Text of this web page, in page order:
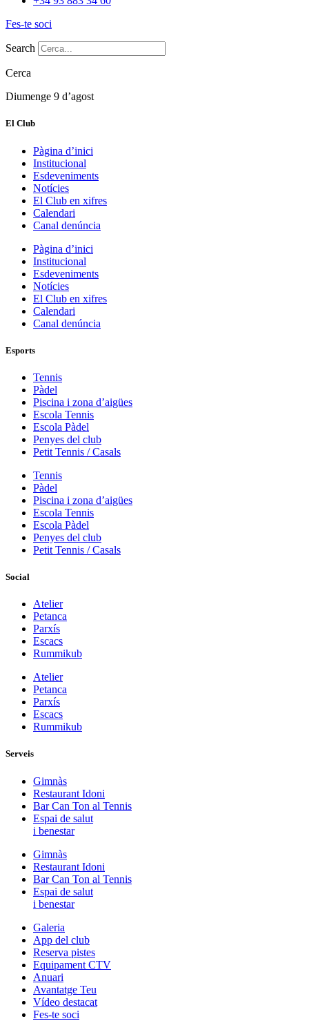
Fes-te soci
Search
Cerca
Diumenge 9 d’agost
El Club
Pàgina d’inici
Institucional
Esdeveniments
Notícies
El Club en xifres
Calendari
Canal denúncia
Pàgina d’inici
Institucional
Esdeveniments
Notícies
El Club en xifres
Calendari
Canal denúncia
Esports
Tennis
Pàdel
Piscina i zona d’aigües
Escola Tennis
Escola Pàdel
Penyes del club
Petit Tennis / Casals
Tennis
Pàdel
Piscina i zona d’aigües
Escola Tennis
Escola Pàdel
Penyes del club
Petit Tennis / Casals
Social
Atelier
Petanca
Parxís
Escacs
Rummikub
Atelier
Petanca
Parxís
Escacs
Rummikub
Serveis
Gimnàs
Restaurant Idoni
Bar Can Ton al Tennis
Espai de salut
i benestar
Gimnàs
Restaurant Idoni
Bar Can Ton al Tennis
Espai de salut
i benestar
Galeria
App del club
Reserva pistes
Equipament CTV
Anuari
Avantatge Teu
Vídeo destacat
Fes-te soci